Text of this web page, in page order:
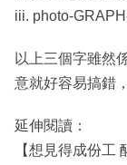
iii. photo-
以上三個字雖然
意就好容易搞錯
延伸閱讀：
【想見得成份工